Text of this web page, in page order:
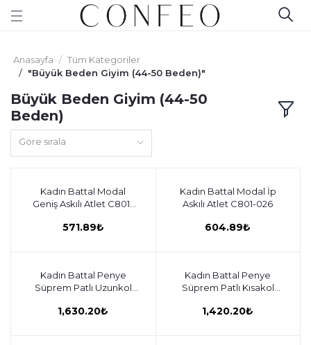
Anasayfa
Tüm Kategoriler
"Büyük Beden Giyim (44-50 Beden)"
Büyük Beden Giyim (44-50
Beden)
Göre sırala
Sepete ekle
Kadın Battal Modal
Geniş Askılı Atlet C801-
571.89₺
Sepete ekle
Kadın Battal Modal İp
Askılı Atlet C801-026
604.89₺
Sepete ekle
Kadın Battal Penye
Süprem Patlı Uzunkol
1,630.20₺
Sepete ekle
Kadın Battal Penye
Süprem Patlı Kısakol
1,420.20₺